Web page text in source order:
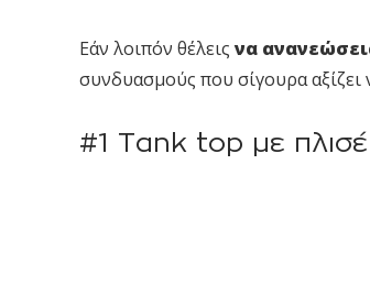
Εάν λοιπόν θέλειςνα
συνδυασμούς που σίγουρα αξίζει
#1 Tank top με